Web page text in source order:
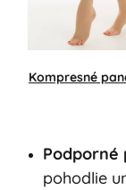
Kompresné
Podporné
pohodlie